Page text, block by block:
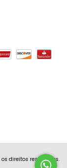
direitos reservados.